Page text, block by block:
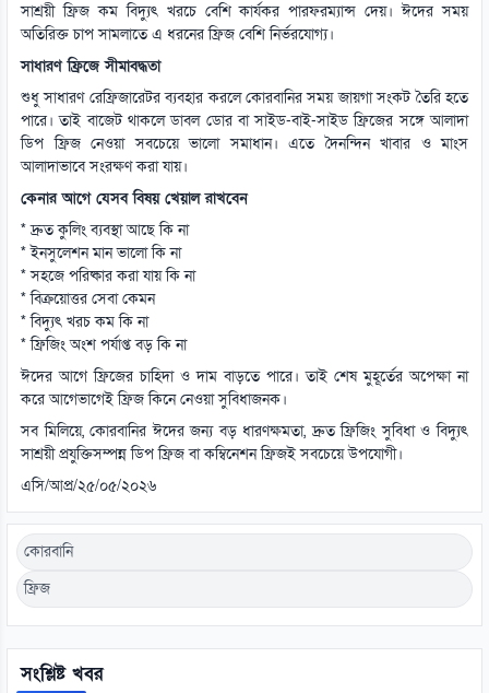
সাশ্রয়ী ফ্রিজ কম বিদ্যুৎ খরচে বেশি কার্যকর পারফরম্যান্স দেয়। ঈদের সময়
অতিরিক্ত চাপ সামলাতে এ ধরনের ফ্রিজ বেশি নির্ভরযোগ্য।
সাধারণ ফ্রিজে সীমাবদ্ধতা
শুধু সাধারণ রেফ্রিজারেটর ব্যবহার করলে কোরবানির সময় জায়গা সংকট তৈরি হতে
পারে। তাই বাজেট থাকলে ডাবল ডোর বা সাইড-বাই-সাইড ফ্রিজের সঙ্গে আলাদা
ডিপ ফ্রিজ নেওয়া সবচেয়ে ভালো সমাধান। এতে দৈনন্দিন খাবার ও মাংস
আলাদাভাবে সংরক্ষণ করা যায়।
কেনার আগে যেসব বিষয় খেয়াল রাখবেন
* দ্রুত কুলিং ব্যবস্থা আছে কি না
* ইনসুলেশন মান ভালো কি না
* সহজে পরিষ্কার করা যায় কি না
* বিক্রয়োত্তর সেবা কেমন
* বিদ্যুৎ খরচ কম কি না
* ফ্রিজিং অংশ পর্যাপ্ত বড় কি না
ঈদের আগে ফ্রিজের চাহিদা ও দাম বাড়তে পারে। তাই শেষ মুহূর্তের অপেক্ষা না
করে আগেভাগেই ফ্রিজ কিনে নেওয়া সুবিধাজনক।
সব মিলিয়ে, কোরবানির ঈদের জন্য বড় ধারণক্ষমতা, দ্রুত ফ্রিজিং সুবিধা ও বিদ্যুৎ
সাশ্রয়ী প্রযুক্তিসম্পন্ন ডিপ ফ্রিজ বা কম্বিনেশন ফ্রিজই সবচেয়ে উপযোগী।
এসি/আপ্র/২৫/০৫/২০২৬
কোরবানি
ফ্রিজ
সংশ্লিষ্ট খবর